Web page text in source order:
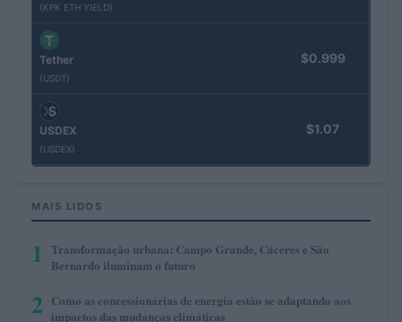
(KPK ETH YIELD)
Tether
(USDT)
$0.999
USDEX
(USDEX)
$1.07
MAIS LIDOS
1 Transformação urbana: Campo Grande, Cáceres e São
Bernardo iluminam o futuro
2 Como as concessionárias de energia estão se adaptando aos
impactos das mudanças climáticas